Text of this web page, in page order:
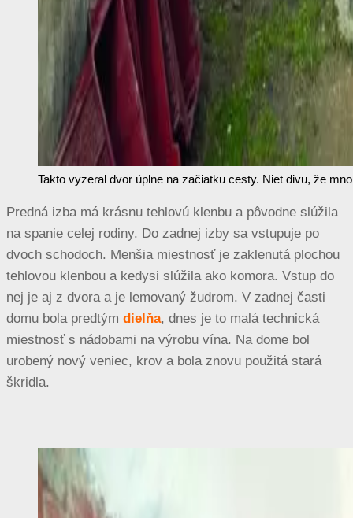
Takto vyzeral dvor úplne na začiatku cesty. Niet divu, že
Predná izba má krásnu tehlovú klenbu a pôvodne slúžila
na spanie celej rodiny. Do zadnej izby sa vstupuje po
dvoch schodoch. Menšia miestnosť je zaklenutá plochou
tehlovou klenbou a kedysi slúžila ako komora. Vstup do
nej je aj z dvora a je lemovaný žudrom. V zadnej časti
domu bola predtým dielňa, dnes je to malá technická
miestnosť s nádobami na výrobu vína. Na dome bol
urobený nový veniec, krov a bola znovu použitá stará
škridla.